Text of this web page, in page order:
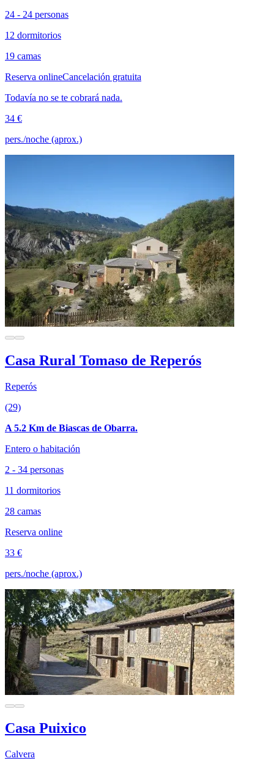
24 - 24 personas
12 dormitorios
19 camas
Reserva onlineCancelación gratuita
Todavía no se te cobrará nada.
34 €
pers./noche (aprox.)
Casa Rural Tomaso de Reperós
Reperós
(29)
A 5.2 Km de Biascas de Obarra.
Entero o habitación
2 - 34 personas
11 dormitorios
28 camas
Reserva online
33 €
pers./noche (aprox.)
Casa Puixico
Calvera